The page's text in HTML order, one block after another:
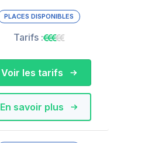
PLACES DISPONIBLES
Tarifs :
En savoir plus
Voir les tarifs